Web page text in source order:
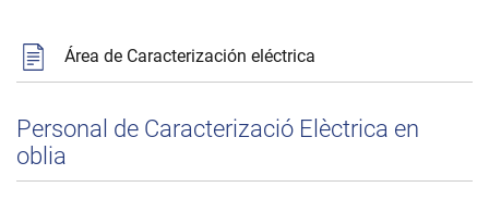
Área de Caracterización eléctrica
Personal de Caracterizació Elèctrica en
oblia